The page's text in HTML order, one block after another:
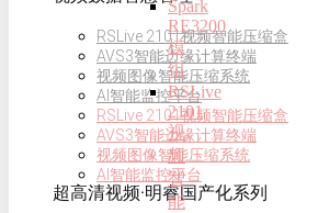
RSLive 2101视频智能压缩盒
AVS3智能边缘计算终端
视频图像智能压缩系统
AI智能监控平台
RSLive 2101视频智能压缩盒
AVS3智能边缘计算终端
视频图像智能压缩系统
AI智能监控平台
超高清视频·明睿国产化系列
Spark
RE3200
模
组
RSLive
2101
视
频
智
能